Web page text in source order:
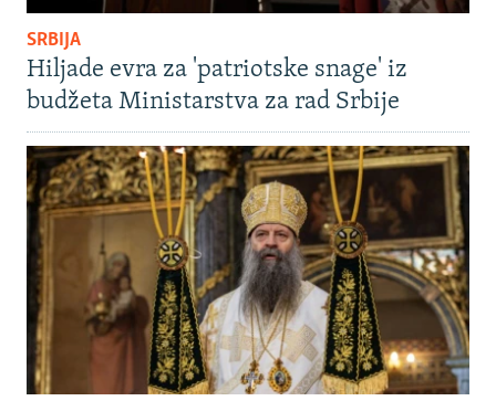
SRBIJA
Hiljade evra za 'patriotske snage' iz
budžeta Ministarstva za rad Srbije